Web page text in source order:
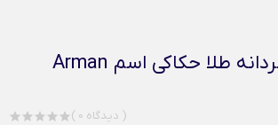
دستبند چرم مردانه طلا حکاکی اسم Arman
( 0 دیدگاه )